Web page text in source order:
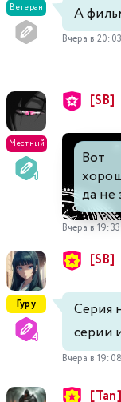
Ветеран А
Вчера в 20:03
Местный
[SB]
да не
Вчера в 19:33
Гуру
[SB]
Серия
серии
Вчера в 19:08
[Tan]